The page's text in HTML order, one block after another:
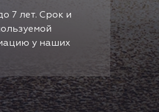
7 лет. Срок и
у наших